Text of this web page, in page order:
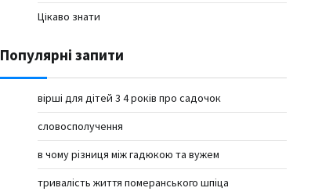
Цікаво знати
Популярні запити
вірші для дітей 3 4 років про садочок
словосполучення
в чому різниця між гадюкою та вужем
тривалість життя померанського шпіца